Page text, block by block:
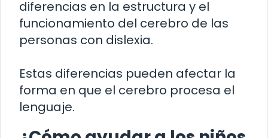
diferencias en la estructura y el
funcionamiento del cerebro de las
personas con dislexia.
Estas diferencias pueden afectar la
forma en que el cerebro procesa el
lenguaje.